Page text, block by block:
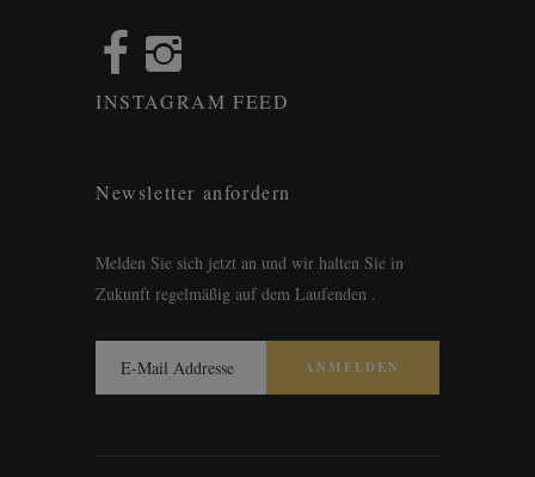
INSTAGRAM FEED
Newsletter anfordern
Melden Sie sich jetzt an und wir halten Sie in
Zukunft regelmäßig auf dem Laufenden .